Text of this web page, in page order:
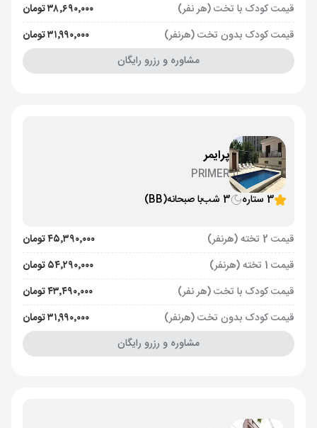
قیمت کودک با تخت (هر نفر)
۳۸٬۶۹۰٬۰۰۰ تومان
قیمت کودک بدون تخت (هرنفر)
۳۱٬۹۹۰٬۰۰۰ تومان
مشاوره و رزرو رایگان
پرایمر
PRIMER
3 ستاره
3 شب با صبحانه(BB)
قیمت 2 تخته (هرنفر)
۴۵٬۳۹۰٬۰۰۰ تومان
قیمت 1 تخته (هرنفر)
۵۴٬۲۹۰٬۰۰۰ تومان
قیمت کودک با تخت (هر نفر)
۴۳٬۴۹۰٬۰۰۰ تومان
قیمت کودک بدون تخت (هرنفر)
۳۱٬۹۹۰٬۰۰۰ تومان
مشاوره و رزرو رایگان